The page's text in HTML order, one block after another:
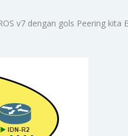
v7 dengan gols Peering kita